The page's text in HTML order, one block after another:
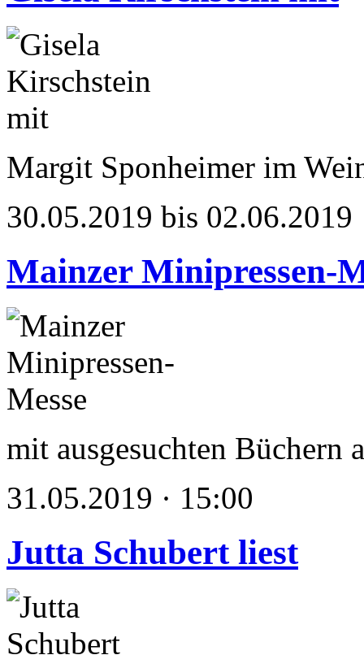
Margit Sponheimer im
30.05.2019 bis 02.06.2019
Mainzer Minipressen-
mit ausgesuchten Büchern
31.05.2019 · 15:00
Jutta Schubert liest